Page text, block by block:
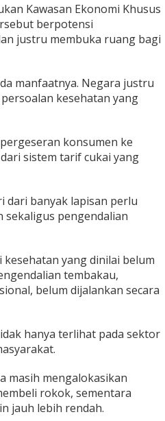
Kawasan Ekonomi Khusus
berpotensi
justru membuka ruang bagi
manfaatnya. Negara justru
kesehatan yang
konsumen ke
sistem tarif cukai yang
banyak lapisan perlu
sekaligus pengendalian
yang dinilai belum
tembakau,
belum dijalankan secara
hanya terlihat pada sektor
masih mengalokasikan
rokok, sementara
jauh lebih rendah.